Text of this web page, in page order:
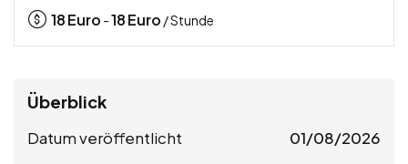
18Euro -18Euro / Stunde
Überblick
Datum veröffentlicht 01/08/2026